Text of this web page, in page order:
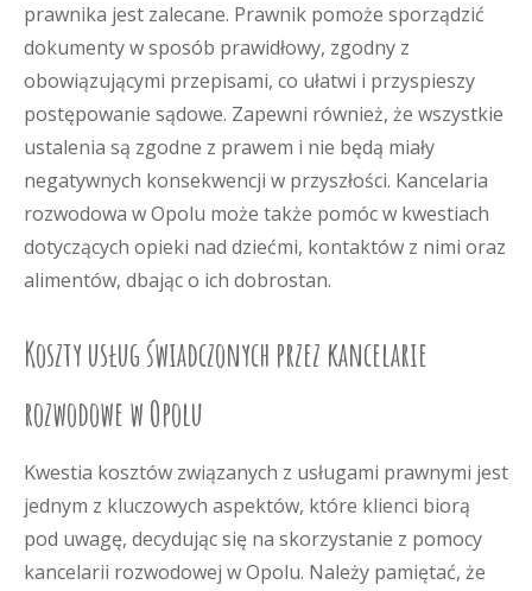
prawnika jest zalecane. Prawnik pomoże sporządzić
dokumenty w sposób prawidłowy, zgodny z
obowiązującymi przepisami, co ułatwi i przyspieszy
postępowanie sądowe. Zapewni również, że wszystkie
ustalenia są zgodne z prawem i nie będą miały
negatywnych konsekwencji w przyszłości. Kancelaria
rozwodowa w Opolu może także pomóc w kwestiach
dotyczących opieki nad dziećmi, kontaktów z nimi oraz
alimentów, dbając o ich dobrostan.
Koszty usług świadczonych przez kancelarie
rozwodowe w Opolu
Kwestia kosztów związanych z usługami prawnymi jest
jednym z kluczowych aspektów, które klienci biorą
pod uwagę, decydując się na skorzystanie z pomocy
kancelarii rozwodowej w Opolu. Należy pamiętać, że